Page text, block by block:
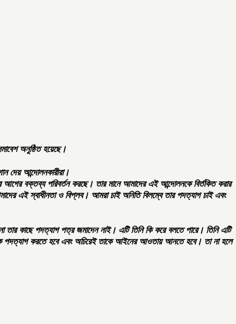
অনুষ্ঠিত হয়েছে।
দেয় আন্দোলনকারীরা।
আগের বক্তব্য পরিবর্তন করছে। তার মানে আমাদের এই আন্দোলনকে বির্তকিত করার
এই স্বাধীনতা ও বিপ্লব। আমরা চাই অনিতি বিলম্বে তার পদত্যাগ চাই এবং
তার কাছে পদত্যাগ পত্র জমাদেন নাই। এটি তিনি কি করে বলতে পারে। তিনি এটি
পদত্যাগ করতে হবে এবং অচিরেই তাকে আইনের আওতায় আনতে হবে। তা না হলে